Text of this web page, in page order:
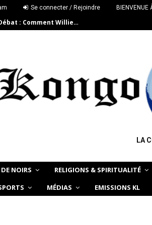
Se connecter / Rejoindre BIENVENUE
: Comment Willie…
LA
NOIRS RELIGIONS & SPIRITUALITÉ
MÉDIAS EMISSIONS KL